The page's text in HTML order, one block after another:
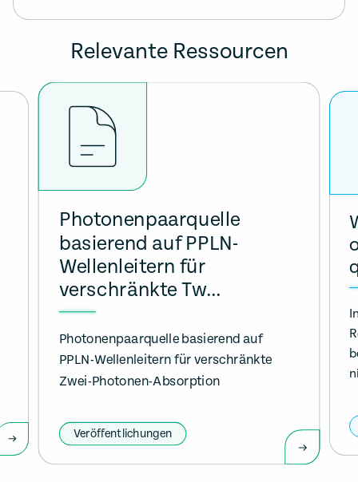
Relevante Ressourcen
Photonenpaarquelle
basierend auf PPLN-
Wellenleitern für
verschränkte Tw...
Photonenpaarquelle basierend auf
PPLN-Wellenleitern für verschränkte
Zwei-Photonen-Absorption
Veröffentlichungen